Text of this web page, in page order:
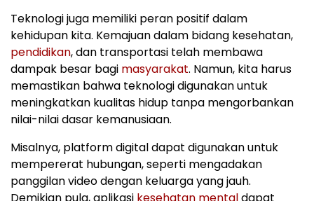
Teknologi juga memiliki peran positif dalam
kehidupan kita. Kemajuan dalam bidang kesehatan,
pendidikan, dan transportasi telah membawa
dampak besar bagi masyarakat. Namun, kita harus
memastikan bahwa teknologi digunakan untuk
meningkatkan kualitas hidup tanpa mengorbankan
nilai-nilai dasar kemanusiaan.
Misalnya, platform digital dapat digunakan untuk
mempererat hubungan, seperti mengadakan
panggilan video dengan keluarga yang jauh.